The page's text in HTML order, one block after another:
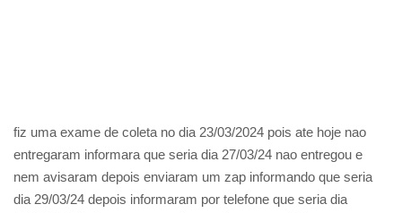
fiz uma exame de coleta no dia 23/03/2024 pois ate hoje nao
entregaram informara que seria dia 27/03/24 nao entregou e
nem avisaram depois enviaram um zap informando que seria
dia 29/03/24 depois informaram por telefone que seria dia